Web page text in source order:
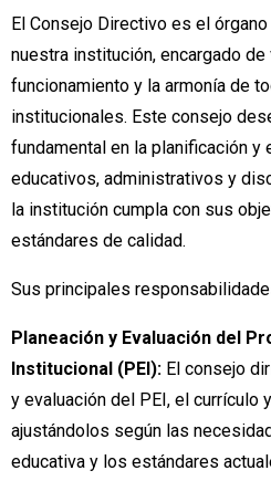
El Consejo Directivo es el
nuestra institución, encargado
funcionamiento y la armonía de
institucionales. Este consejo
fundamental en la planificación
educativos, administrativos y
la institución cumpla con sus
estándares de calidad.
Sus principales
Planeación y Evaluación del
Institucional (PEI): El consejo
y evaluación del PEI, el currículo
ajustándolos según las
educativa y los estándares